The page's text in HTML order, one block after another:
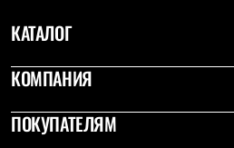
Уход за обувью
Головные уборы
Шапки
Кепки и бейсболки
Повязки
КАТАЛОГ
КОМПАНИЯ
ПОКУПАТЕЛЯМ